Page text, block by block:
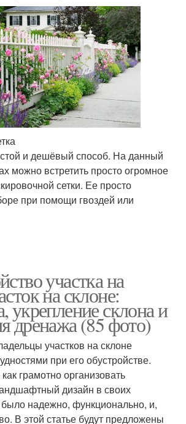
и дешёвый способ. На данный
можно встретить просто огромное
сетки. Ее просто
при помощи гвоздей или
участка на
на склоне:
укрепление склона и
дренажа (85 фото)
участков на склоне
при его обустройстве.
грамотно организовать
дизайн в своих
надежно, функционально, и,
В этой статье будут предложены